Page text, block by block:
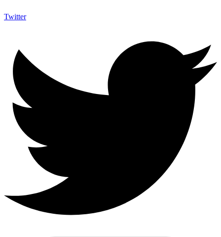
Twitter